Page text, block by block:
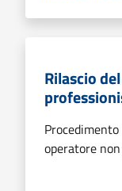
Rilascio
operatore